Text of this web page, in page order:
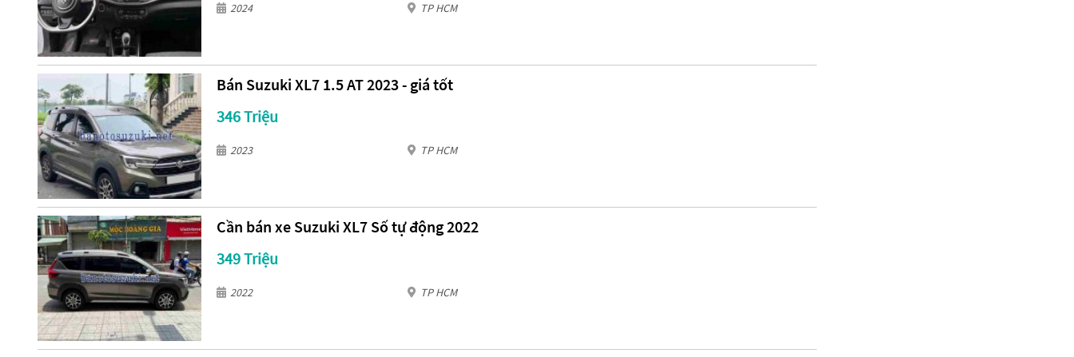
2024 TP HCM
Bán Suzuki XL7 1.5 AT 2023 - giá tốt
346 Triệu
2023 TP HCM
Cần bán xe Suzuki XL7 Số tự động 2022
349 Triệu
2022 TP HCM